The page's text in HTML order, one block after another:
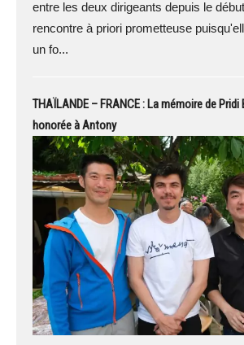
entre les deux dirigeants depuis le
rencontre à priori prometteuse
un fo...
THAÏLANDE – FRANCE : La mémoire de
honorée à Antony